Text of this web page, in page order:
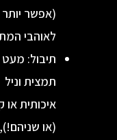
לאוהבי המתוק)
תיבול: מעט
איכותית או קינמון